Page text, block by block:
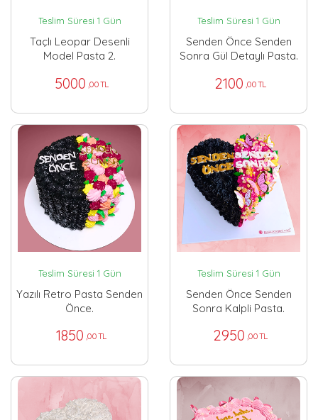
Teslim Süresi 1 Gün
Taçlı Leopar Desenli
Model Pasta 2.
5000 ,00 TL
Teslim Süresi 1 Gün
Senden Önce Senden
Sonra Gül Detaylı Pasta.
2100 ,00 TL
Teslim Süresi 1 Gün
Yazılı Retro Pasta Senden
Önce.
1850 ,00 TL
Teslim Süresi 1 Gün
Senden Önce Senden
Sonra Kalpli Pasta.
2950 ,00 TL